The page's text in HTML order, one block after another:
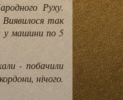
Руху.
так
у машини по 5
- побачили
нічого.